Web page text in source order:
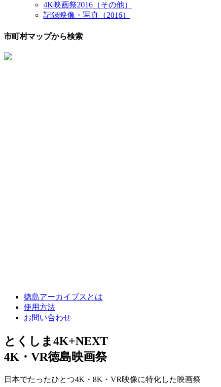
4K映画祭2016（その他）
記録映像・写真（2016）
市町村マップから検索
徳島アーカイブスとは
使用方法
お問い合わせ
とくしま4K+NEXT
4K・VR徳島映画祭
日本でたったひとつ4K・8K・VR映像に特化した映画祭